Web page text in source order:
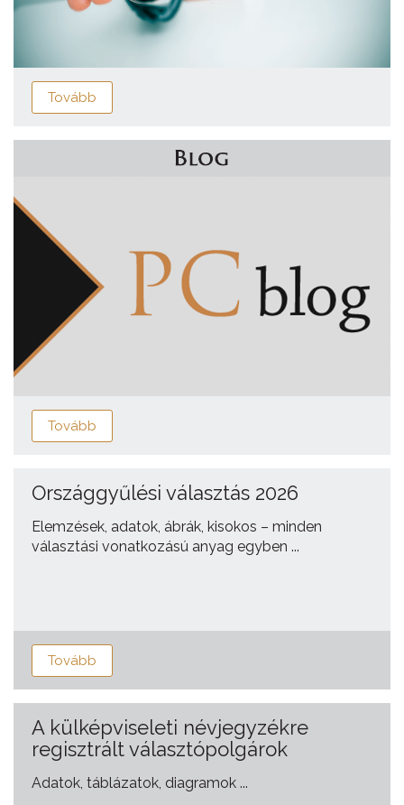
Tovább
Tovább
Országgyűlési választás 2026
Elemzések, adatok, ábrák, kisokos – minden
választási vonatkozású anyag egyben ...
Tovább
A külképviseleti névjegyzékre
regisztrált választópolgárok
Adatok, táblázatok, diagramok ...